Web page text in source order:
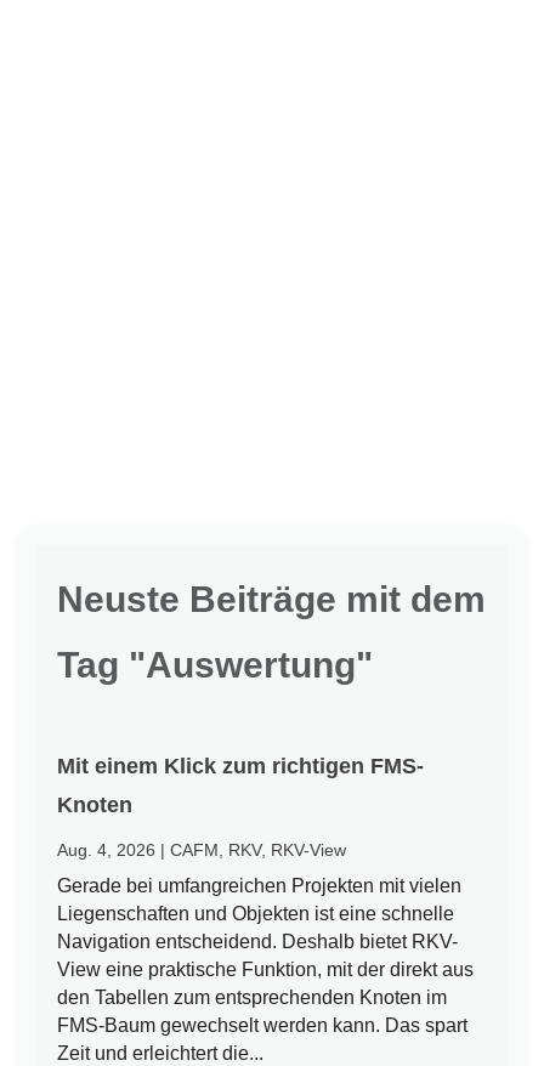
Neuste Beiträge mit dem
Tag "Auswertung"
Mit einem Klick zum richtigen FMS-
Knoten
Aug. 4, 2026 |CAFM RKV, RKV-View
Gerade bei umfangreichen Projekten mit vielen
Liegenschaften und Objekten ist eine schnelle
Navigation entscheidend. Deshalb bietet RKV-
View eine praktische Funktion, mit der direkt aus
den Tabellen zum entsprechenden Knoten im
FMS-Baum gewechselt werden kann. Das spart
Zeit und erleichtert die...